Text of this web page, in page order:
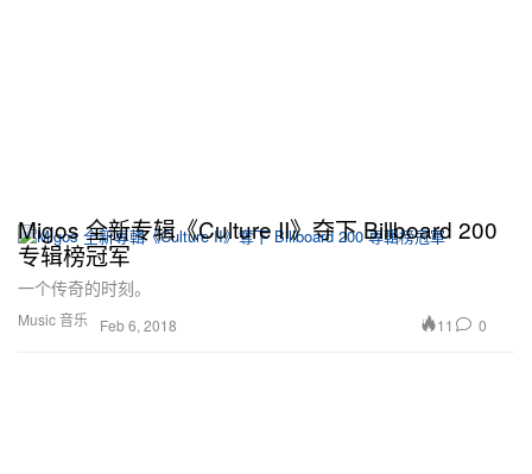
Music 音乐
Migos 全新专辑《Culture II》夺下 Billboard 200
专辑榜冠军
一个传奇的时刻。
Feb 6, 2018 11 0